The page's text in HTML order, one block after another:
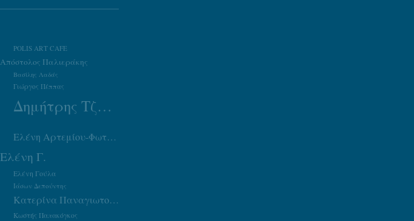
POLIS ART CAFE
Απόστολος Παλιεράκης
Βασίλης Λαδάς
Γιώργος Πέππας
Δημήτρης Τζουμάκας
Ελένη Αρτεμίου-Φωτιάδου
Ελένη Γ.
Ελένη Γούλα
Ιάσων Δεπούντης
Κατερίνα Παναγιωτοπούλου
Κωστής Παπακόγκος